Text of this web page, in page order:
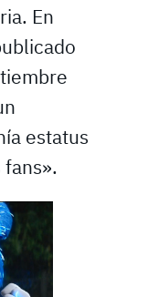
En
estatus